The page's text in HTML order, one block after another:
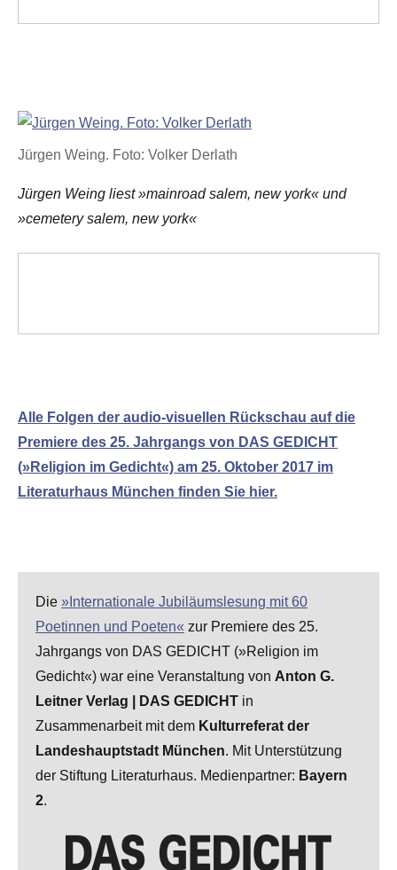
Jürgen Weing. Foto: Volker Derlath
Jürgen Weing liest »mainroad salem, new york« und
»cemetery salem, new york«
Alle Folgen der audio-visuellen Rückschau auf die
Premiere des 25. Jahrgangs von DAS GEDICHT
(»Religion im Gedicht«) am 25. Oktober 2017 im
Literaturhaus München finden Sie hier.
Die »Internationale Jubiläumslesung mit 60
Poetinnen und Poeten« zur Premiere des 25.
Jahrgangs von DAS GEDICHT (»Religion im
Gedicht«) war eine Veranstaltung von Anton G.
Leitner Verlag | DAS GEDICHT in
Zusammenarbeit mit dem Kulturreferat der
Landeshauptstadt München. Mit Unterstützung
der Stiftung Literaturhaus. Medienpartner: Bayern
2.